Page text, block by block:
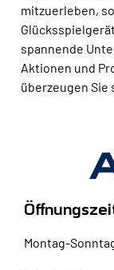
mitzuerleben,
spannende
Aktionen und
überzeugen Sie
Montag-